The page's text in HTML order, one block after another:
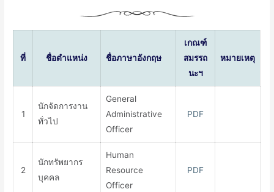
ที่ ชื่อตำแหน่ง ชื่อภาษาอังกฤษ
เกณฑ์
สมรรถ
นะฯ
หมายเหตุ
1
นักจัดการงาน
ทั่วไป
General
Administrative
Officer
PDF
2
นักทรัพยากร
บุคคล
Human
Resource
Officer
PDF